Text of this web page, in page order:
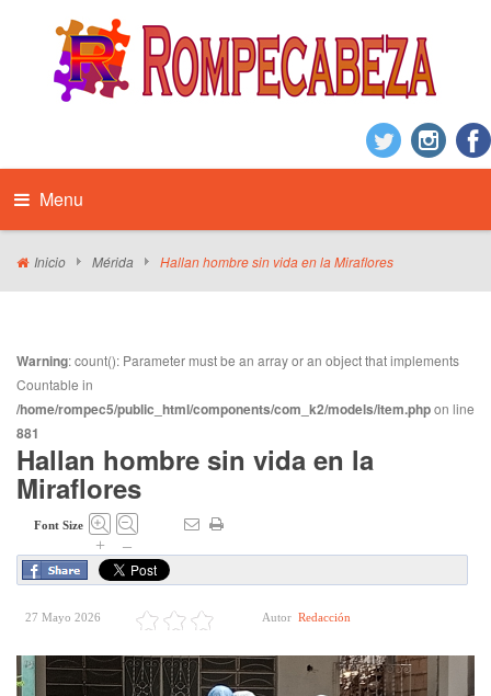
Menu
Inicio Mérida Hallan hombre sin vida en la Miraflores
Warning: count(): Parameter must be an array or an object that implements
Countable in
/home/rompec5/public_html/components/com_k2/models/item.phpon line
881
Hallan hombre sin vida en la
Miraflores
Font Size
+ –
27 Mayo 2026 Autor Redacción